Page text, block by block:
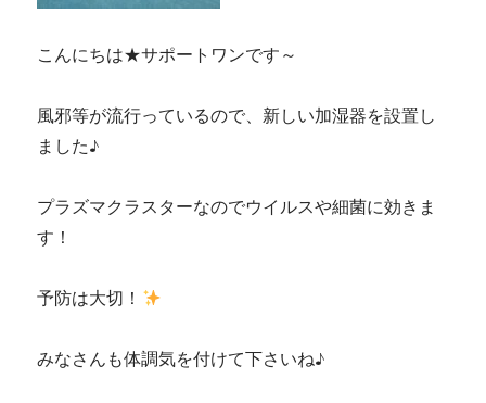
こんにちは★サポートワンです～
風邪等が流行っているので、新しい加湿器を設置し
ました♪
プラズマクラスターなのでウイルスや細菌に効きま
す！
予防は大切！
みなさんも体調気を付けて下さいね♪